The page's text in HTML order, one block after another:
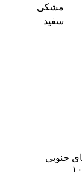
مشکی
سفید
جنوبی